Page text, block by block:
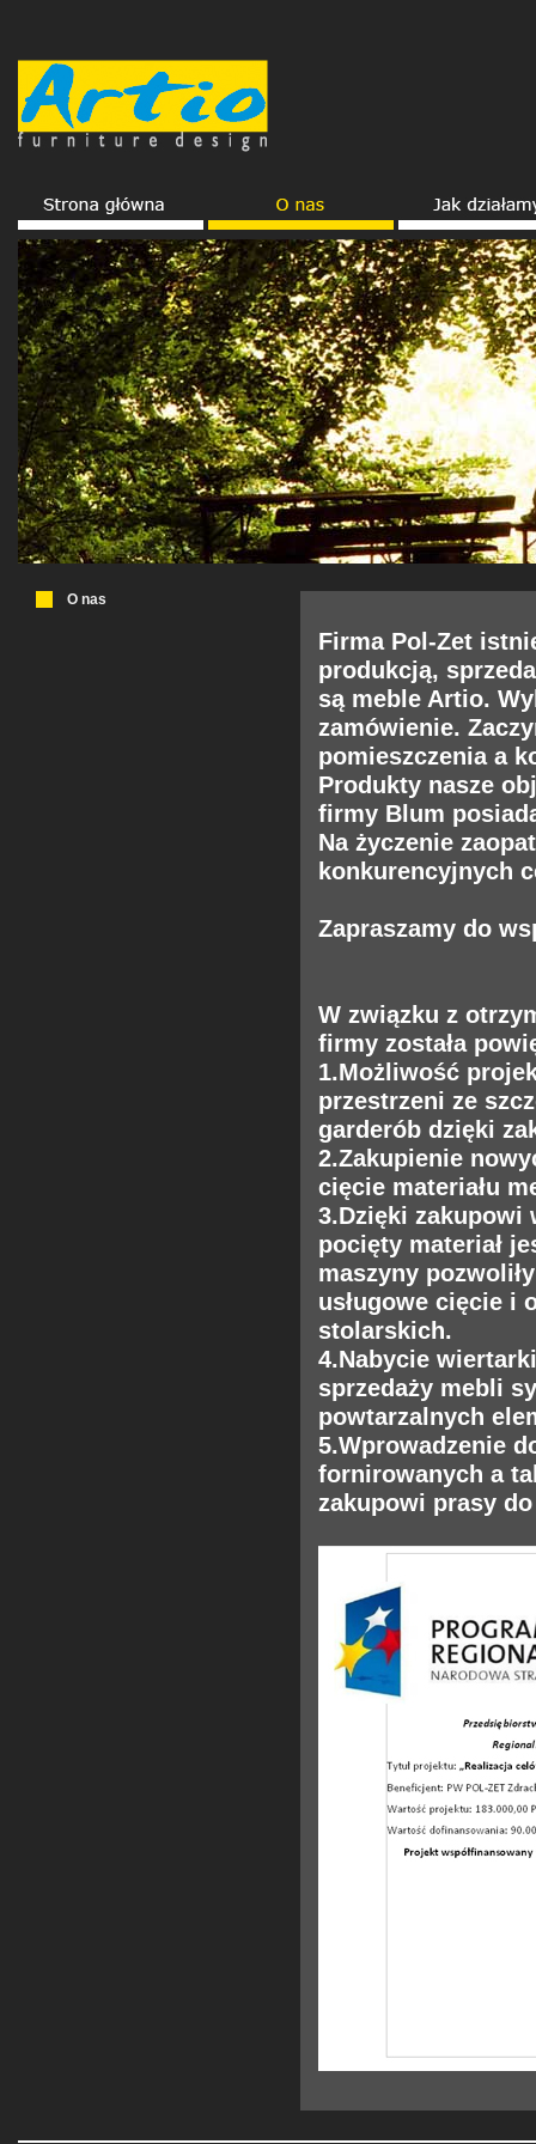
O nas
Firma Pol-Zet
produkcją,
są meble Artio.
zamówienie.
pomieszczenia a
Produkty nasze
firmy Blum
Na życzenie
konkurencyjnych
Zapraszamy do
W związku z
firmy została
1.Możliwość
przestrzeni ze
garderób dzięki
2.Zakupienie
cięcie materiału
3.Dzięki zakupowi
pocięty materiał
maszyny
usługowe cięcie i
stolarskich.
4.Nabycie
sprzedaży mebli
powtarzalnych
5.Wprowadzenie
fornirowanych a
zakupowi prasy